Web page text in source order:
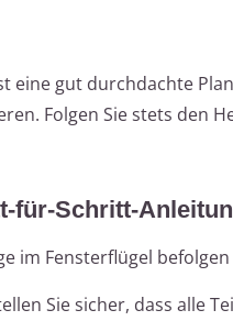
eine gut durchdachte
Folgen Sie stets den
für-Schritt-
im Fensterflügel
Sie sicher, dass alle